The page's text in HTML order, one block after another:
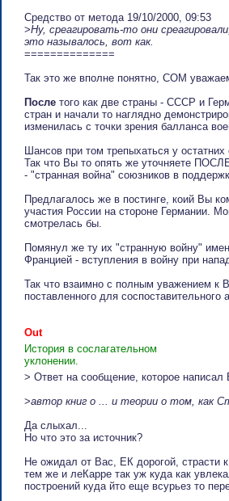
Cpeдcтвo oт мeтoдa 19/10/2000, 09:53
>Ну, среагировать-то они
это называлось, вот как.
==============
Так это же вполне понятно, СОМ
После того как две страны - CССР и
стран и начали то наглядно
изменилась с точки зрения балланса
Шансов при том трепыхаться у
Так что Вы то опять же уточняете
- "странная война" союзников в
Предлагалось же в постинге, коий Вы
участия России на стороне Германии.
смотрелась бы.
Помянул же ту их "странную войну"
Францией - вступления в войну при
Так что взаимно с полным уважением
поставленного для
Out
История в сослагательном
уклонении.
> Ответ на сообщение, которое написал
>автор книг о ... и теории о том, как
Да слыхал...
Но что это за источник?
Не ожидал от Вас, ЕК дорогой, страсти
тем же и леКарре так уж куда как
построений куда йто еще всурьез то